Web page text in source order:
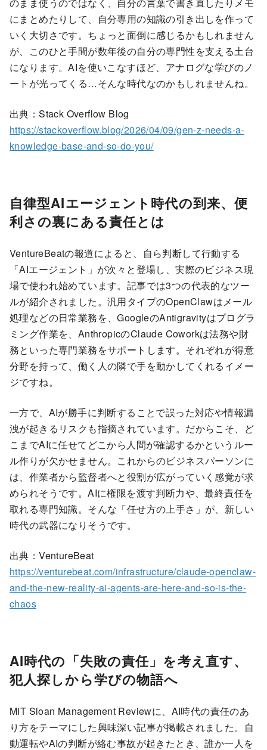
にまとめたりして、自分専用の知識の引き出しを作って
いく大切さです。ちょっと面倒に感じるかもしれません
が、このひと手間が数年後の自分の専門性を支える土台
になります。AIを使いこなすほど、アナログな学びのノ
ートが光ってくる…そんな時代なのかもしれませんね。
出典：Stack Overflow Blog
https://stackoverflow.blog/2026/04/09/gen-z-needs-a-
knowledge-base-and-so-do-you/
自律型AIエージェント時代の到来、便
利さの裏にある責任とは
VentureBeatの報道によると、自ら判断して行動する
「AIエージェント」が次々と登場し、実際のビジネス現
場で使われ始めています。記事では3つの代表的なツー
ルが紹介されました。汎用タイプのOpenClawはメール
処理などの日常業務を、GoogleのAntigravityはプログラ
ミング作業を、AnthropicのClaude Coworkは法務や財
務といった専門業務をサポートします。それぞれが得意
分野を持って、働く人の隣で手を動かしてくれるイメー
ジですね。
一方で、AIが勝手に判断することで誤った対応や情報漏
洩が起きるリスクも指摘されています。だからこそ、ど
こまでAIに任せてどこから人間が確認するかというルー
ル作りが欠かせません。これからのビジネスパーソンに
は、作業者から監督者へと役割が広がっていく感覚が求
められそうです。AIに権限を渡す判断力や、最終責任を
取れる専門知識。そんな「任せ方の上手さ」が、新しい
時代の武器になりそうです。
出典：VentureBeat
https://venturebeat.com/infrastructure/claude-openclaw-
and-the-new-reality-ai-agents-are-here-and-so-is-the-
chaos
AI時代の「失敗の責任」を考え直す、
犯人探しから学びの物語へ
MIT Sloan Management Reviewに、AI時代の責任のあ
り方をテーマにした興味深い記事が掲載されました。自
動運転やAIの判断が絡む事故が起きたとき、誰か一人を